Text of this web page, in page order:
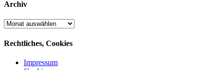
Archiv
Archiv
Rechtliches, Cookies
Impressum